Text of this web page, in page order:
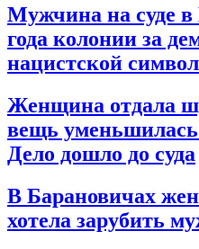
Мужчина на суде в
года колонии за
нацистской
Женщина отдала
вещь уменьшилась
Дело дошло до суда
В Барановичах
хотела зарубить